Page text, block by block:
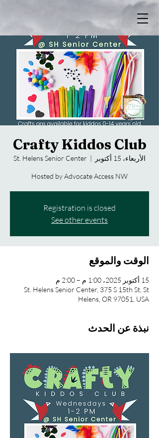
Crafty Kiddos Club
الأربعاء، 15 أكتوبر
  |
St. Helens Senior Center
Hosted by Advocate Access NW
Registration is closed
See other events
الوقت والموقع
15 أكتوبر 2025، 1:00 م – 2:00 م
St. Helens Senior Center, 375 S 15th St, St
Helens, OR 97051, USA
نبذة عن الحدث